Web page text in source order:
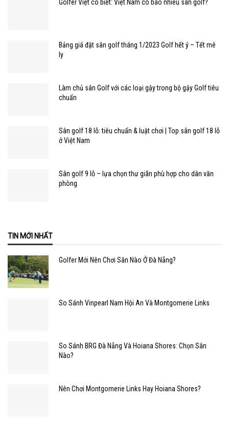
Golfer Việt có biết: Việt Nam có bao nhiêu sân golf?
Bảng giá đặt sân golf tháng 1/2023 Golf hết ý – Tết mê
ly
Làm chủ sân Golf với các loại gậy trong bộ gậy Golf tiêu
chuẩn
Sân golf 18 lỗ: tiêu chuẩn & luật chơi | Top sân golf 18 lỗ
ở Việt Nam
Sân golf 9 lỗ – lựa chọn thư giãn phù hợp cho dân văn
phòng
TIN MỚI NHẤT
Golfer Mới Nên Chơi Sân Nào Ở Đà Nẵng?
So Sánh Vinpearl Nam Hội An Và Montgomerie Links
So Sánh BRG Đà Nẵng Và Hoiana Shores: Chọn Sân
Nào?
Nên Chơi Montgomerie Links Hay Hoiana Shores?